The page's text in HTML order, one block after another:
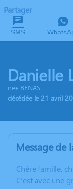
Partager
SMS
Danielle
née BENAS
décédée le 21 avril
Message de
Chère famille,
C'est avec une